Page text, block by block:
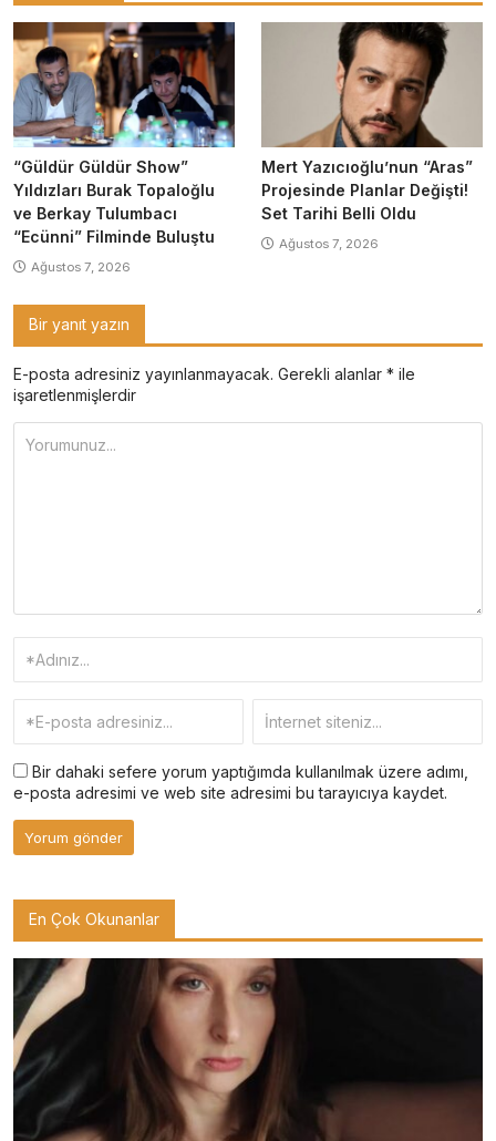
“Güldür Güldür Show”
Yıldızları Burak Topaloğlu
ve Berkay Tulumbacı
“Ecünni” Filminde Buluştu
Ağustos 7, 2026
Mert Yazıcıoğlu’nun “Aras”
Projesinde Planlar Değişti!
Set Tarihi Belli Oldu
Ağustos 7, 2026
Bir yanıt yazın
E-posta adresiniz yayınlanmayacak. Gerekli alanlar * ile
işaretlenmişlerdir
Bir dahaki sefere yorum yaptığımda kullanılmak üzere adımı,
e-posta adresimi ve web site adresimi bu tarayıcıya kaydet.
En Çok Okunanlar